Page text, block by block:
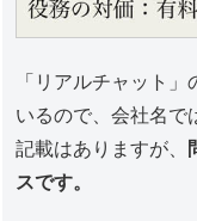
「リアルチャット
いるので、会社名で
記載はありますが、
スです。